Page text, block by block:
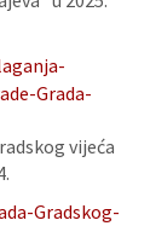
Grada-
vijeća
Gradskog-